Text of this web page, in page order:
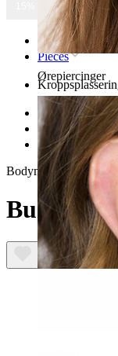
Ørepiercinger
15% RABATT PÅ ALLE
Hjem
Pieces
Leppe
Buet barbel
Bodymod Trend
Buet